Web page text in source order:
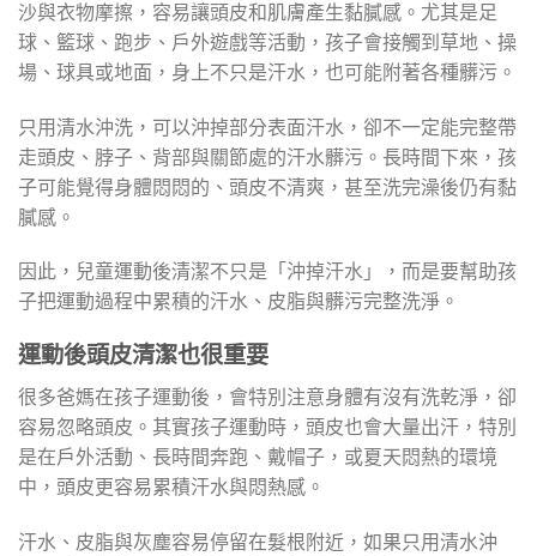
沙與衣物摩擦，容易讓頭皮和肌膚產生黏膩感。尤其是足
球、籃球、跑步、戶外遊戲等活動，孩子會接觸到草地、操
場、球具或地面，身上不只是汗水，也可能附著各種髒污。
只用清水沖洗，可以沖掉部分表面汗水，卻不一定能完整帶
走頭皮、脖子、背部與關節處的汗水髒污。長時間下來，孩
子可能覺得身體悶悶的、頭皮不清爽，甚至洗完澡後仍有黏
膩感。
因此，兒童運動後清潔不只是「沖掉汗水」，而是要幫助孩
子把運動過程中累積的汗水、皮脂與髒污完整洗淨。
運動後頭皮清潔也很重要
很多爸媽在孩子運動後，會特別注意身體有沒有洗乾淨，卻
容易忽略頭皮。其實孩子運動時，頭皮也會大量出汗，特別
是在戶外活動、長時間奔跑、戴帽子，或夏天悶熱的環境
中，頭皮更容易累積汗水與悶熱感。
汗水、皮脂與灰塵容易停留在髮根附近，如果只用清水沖